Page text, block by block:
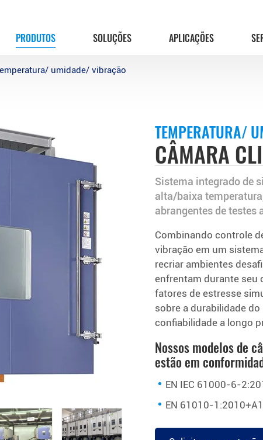
PRODUTOS SOLUÇÕES APLICAÇÕES
umidade/ vibração
TEMPERATURA/
CÂMARA
Sistema integrado de
alta/baixa
abrangentes de testes
Combinando controle
vibração em um
recriar ambientes
enfrentam durante seu
fatores de estresse
sobre a durabilidade
confiabilidade a longo
Nossos modelos de
estão em
EN IEC 61000-6-
EN 61010-